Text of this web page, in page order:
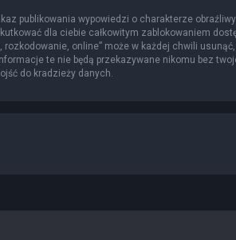
publikowania wypowiedzi o charakterze
dla ciebie całkowitym zablokowaniem
rozkodowanie, online” może w każdej chwili
te nie będą przekazywane nikomu bez
do kradzieży danych.